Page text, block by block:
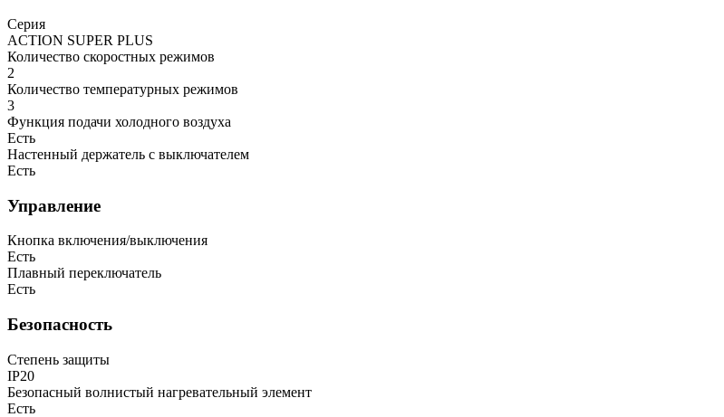
Серия
ACTION SUPER PLUS
Количество скоростных режимов
2
Количество температурных режимов
3
Функция подачи холодного воздуха
Есть
Настенный держатель с выключателем
Есть
Управление
Кнопка включения/выключения
Есть
Плавный переключатель
Есть
Безопасность
Степень защиты
IP20
Безопасный волнистый нагревательный элемент
Есть